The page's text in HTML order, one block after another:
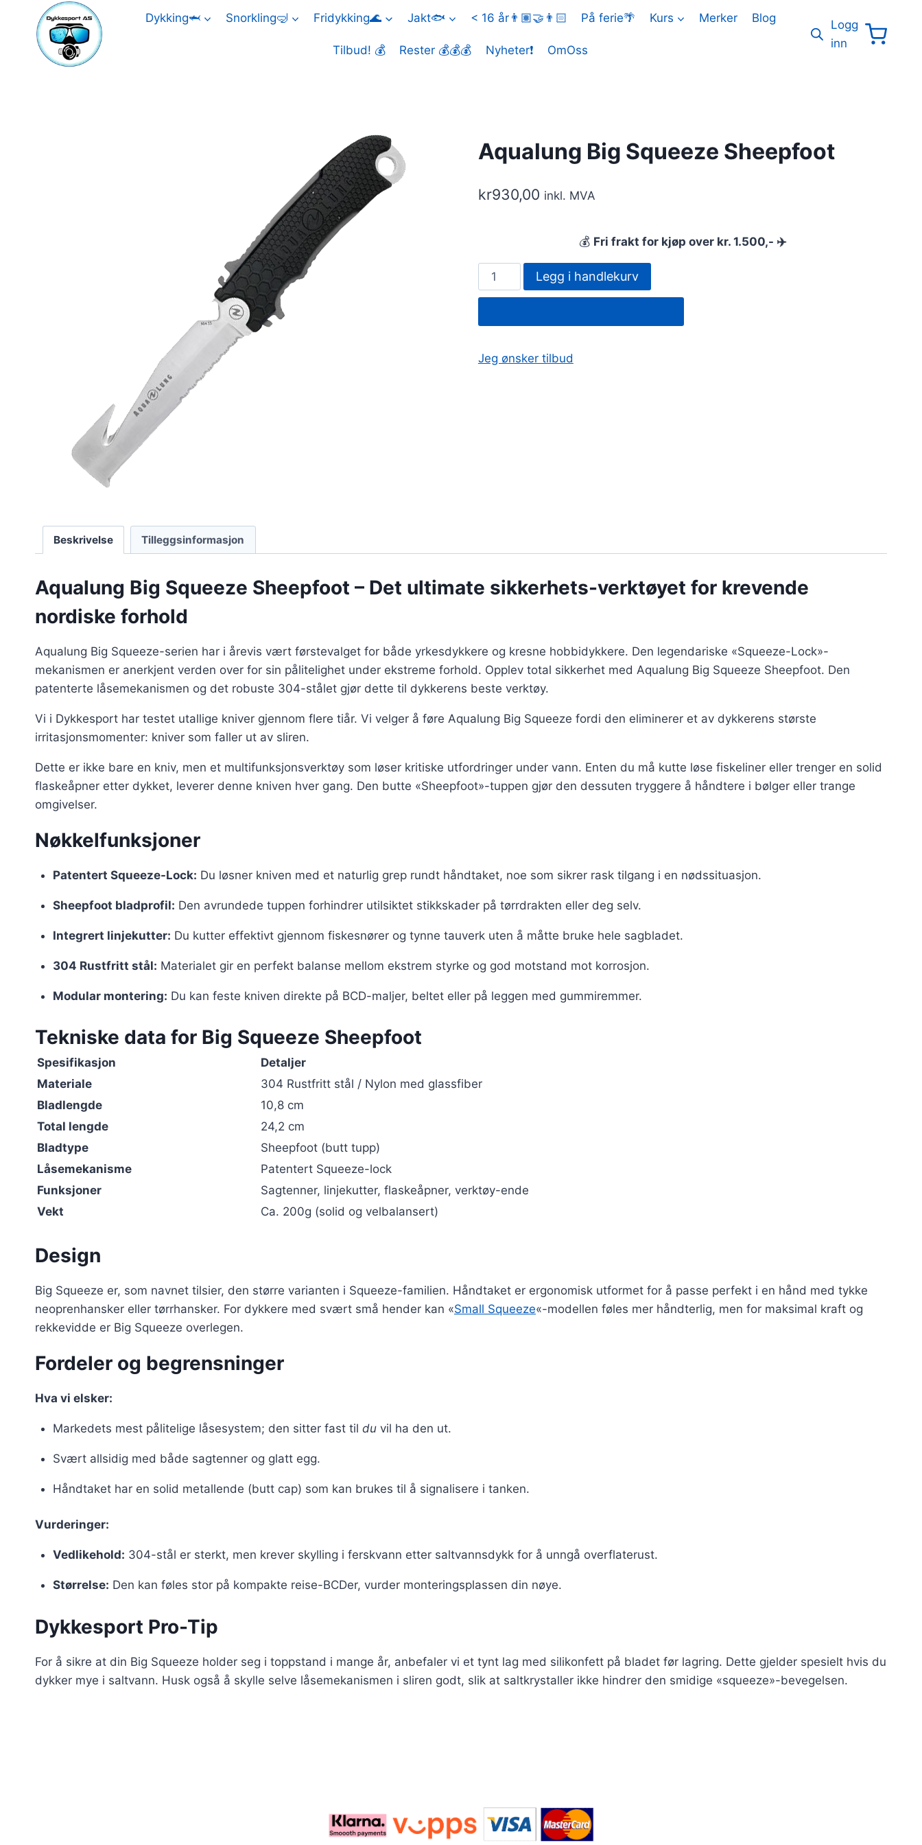
content
Dykking🦈 Snorkling🤿 Fridykking🌊 Jakt🐟 < 16 år👨🏽‍🤝‍👨🏻 På ferie🌴 Kurs Merker Blog
Tilbud! 💰 Rester 💰💰💰 Nyheter❗ OmOss
Logg
inn
Aqualung Big Squeeze Sheepfoot
kr930,00 inkl. MVA
💰 Fri frakt for kjøp over kr. 1.500,- ✈️
Aqualung
Big
Sheepfoot
Legg i handlekurv
Jeg ønsker tilbud
Beskrivelse Tilleggsinformasjon
Aqualung Big Squeeze Sheepfoot – Det ultimate sikkerhets-verktøyet for krevende
nordiske forhold
Aqualung Big Squeeze-serien har i årevis vært førstevalget for både yrkesdykkere og kresne hobbidykkere. Den legendariske «Squeeze-Lock»-
mekanismen er anerkjent verden over for sin pålitelighet under ekstreme forhold. Opplev total sikkerhet med Aqualung Big Squeeze Sheepfoot. Den
patenterte låsemekanismen og det robuste 304-stålet gjør dette til dykkerens beste verktøy.
Vi i Dykkesport har testet utallige kniver gjennom flere tiår. Vi velger å føre Aqualung Big Squeeze fordi den eliminerer et av dykkerens største
irritasjonsmomenter: kniver som faller ut av sliren.
Dette er ikke bare en kniv, men et multifunksjonsverktøy som løser kritiske utfordringer under vann. Enten du må kutte løse fiskeliner eller trenger en solid
flaskeåpner etter dykket, leverer denne kniven hver gang. Den butte «Sheepfoot»-tuppen gjør den dessuten tryggere å håndtere i bølger eller trange
omgivelser.
Nøkkelfunksjoner
Patentert Squeeze-Lock: Du løsner kniven med et naturlig grep rundt håndtaket, noe som sikrer rask tilgang i en nødssituasjon.
Sheepfoot bladprofil: Den avrundede tuppen forhindrer utilsiktet stikkskader på tørrdrakten eller deg selv.
Integrert linjekutter: Du kutter effektivt gjennom fiskesnører og tynne tauverk uten å måtte bruke hele sagbladet.
304 Rustfritt stål: Materialet gir en perfekt balanse mellom ekstrem styrke og god motstand mot korrosjon.
Modular montering: Du kan feste kniven direkte på BCD-maljer, beltet eller på leggen med gummiremmer.
Tekniske data for Big Squeeze Sheepfoot
Spesifikasjon
Detaljer
Materiale
304 Rustfritt stål / Nylon med glassfiber
Bladlengde
10,8 cm
Total lengde
24,2 cm
Bladtype
Sheepfoot (butt tupp)
Låsemekanisme
Patentert Squeeze-lock
Funksjoner
Sagtenner, linjekutter, flaskeåpner, verktøy-ende
Vekt
Ca. 200g (solid og velbalansert)
Design
Big Squeeze er, som navnet tilsier, den større varianten i Squeeze-familien. Håndtaket er ergonomisk utformet for å passe perfekt i en hånd med tykke
neoprenhansker eller tørrhansker. For dykkere med svært små hender kan «Small Squeeze«-modellen føles mer håndterlig, men for maksimal kraft og
rekkevidde er Big Squeeze overlegen.
Fordeler og begrensninger
Hva vi elsker:
Markedets mest pålitelige låsesystem; den sitter fast til duvil ha den ut.
Svært allsidig med både sagtenner og glatt egg.
Håndtaket har en solid metallende (butt cap) som kan brukes til å signalisere i tanken.
Vurderinger:
Vedlikehold: 304-stål er sterkt, men krever skylling i ferskvann etter saltvannsdykk for å unngå overflaterust.
Størrelse: Den kan føles stor på kompakte reise-BCDer, vurder monteringsplassen din nøye.
Dykkesport Pro-Tip
For å sikre at din Big Squeeze holder seg i toppstand i mange år, anbefaler vi et tynt lag med silikonfett på bladet før lagring. Dette gjelder spesielt hvis du
dykker mye i saltvann. Husk også å skylle selve låsemekanismen i sliren godt, slik at saltkrystaller ikke hindrer den smidige «squeeze»-bevegelsen.